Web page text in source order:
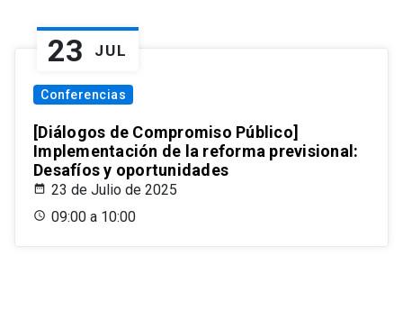
23 JUL
Conferencias
[Diálogos de Compromiso Público]
Implementación de la reforma previsional:
Desafíos y oportunidades
23 de Julio de 2025
09:00 a 10:00